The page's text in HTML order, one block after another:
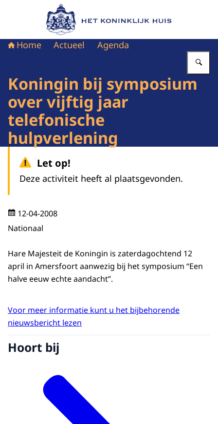
Naar de homepage van Het Koninklijk Huis
Home Actueel Agenda
Koningin bij symposium
over vijftig jaar
telefonische
hulpverlening
Let op!
Deze activiteit heeft al plaatsgevonden.
12-04-2008
Nationaal
Hare Majesteit de Koningin is zaterdagochtend 12
april in Amersfoort aanwezig bij het symposium “Een
halve eeuw echte aandacht”.
Voor meer informatie kunt u het bijbehorende
nieuwsbericht lezen
Hoort bij